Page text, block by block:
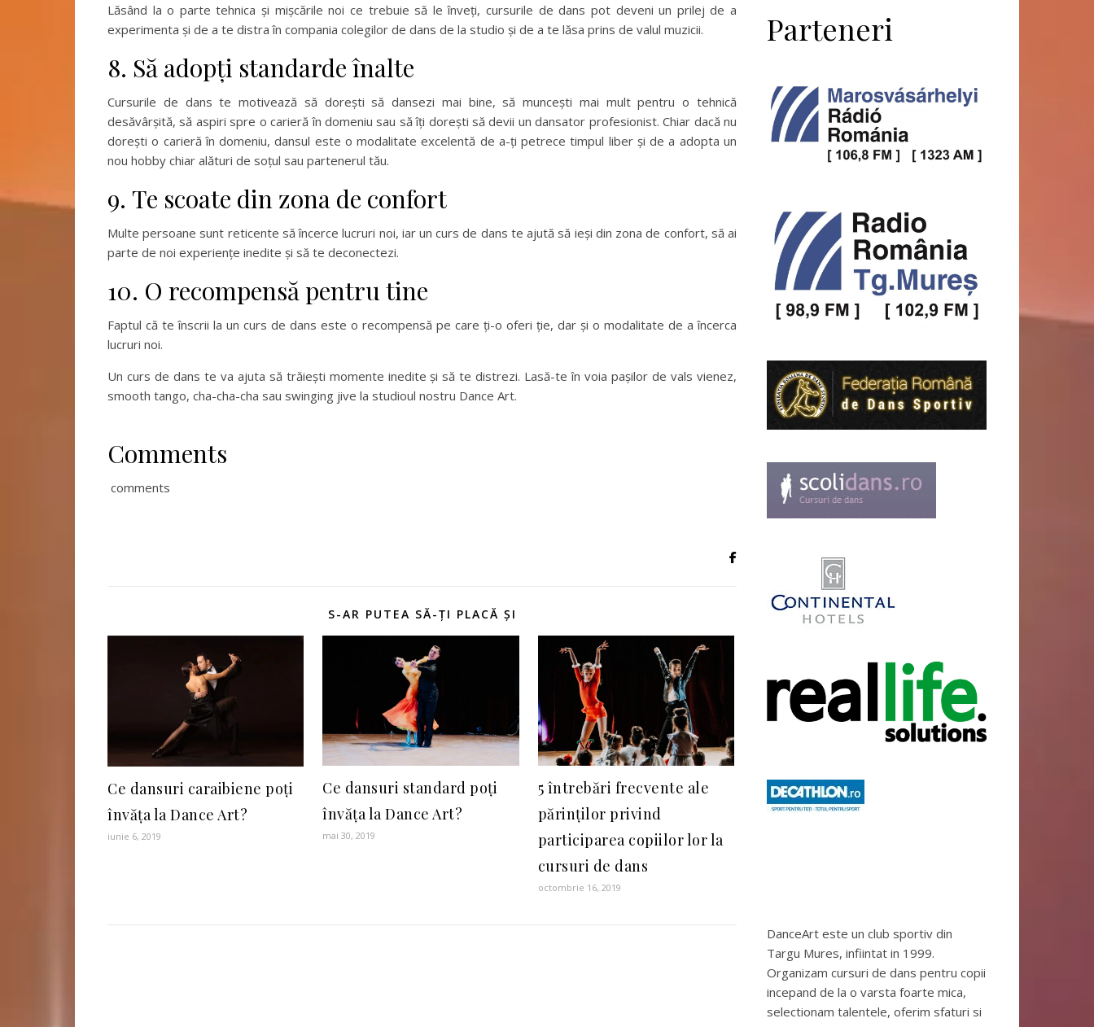
Lăsând la o parte tehnica și mișcările noi ce trebuie să le înveți, cursurile de dans pot deveni un prilej de a
experimenta și de a te distra în compania colegilor de dans de la studio și de a te lăsa prins de valul muzicii.
8. Să adopți standarde înalte
Cursurile de dans te motivează să dorești să dansezi mai bine, să muncești mai mult pentru o tehnică
desăvârșită, să aspiri spre o carieră în domeniu sau să îți dorești să devii un dansator profesionist. Chiar dacă nu
dorești o carieră în domeniu, dansul este o modalitate excelentă de a-ți petrece timpul liber și de a adopta un
nou hobby chiar alături de soțul sau partenerul tău.
9. Te scoate din zona de confort
Multe persoane sunt reticente să încerce lucruri noi, iar un curs de dans te ajută să ieși din zona de confort, să ai
parte de noi experiențe inedite și să te deconectezi.
10. O recompensă pentru tine
Faptul că te înscrii la un curs de dans este o recompensă pe care ți-o oferi ție, dar și o modalitate de a încerca
lucruri noi.
Un curs de dans te va ajuta să trăiești momente inedite și să te distrezi. Lasă-te în voia pașilor de vals vienez,
smooth tango, cha-cha-cha sau swinging jive la studioul nostru Dance Art.
Comments
comments
S-AR PUTEA SĂ-ȚI PLACĂ ȘI
Ce dansuri caraibiene poți
învăța la Dance Art?
iunie 6, 2019
Ce dansuri standard poți
învăța la Dance Art?
mai 30, 2019
5 întrebări frecvente ale
părinților privind
participarea copiilor lor la
cursuri de dans
octombrie 16, 2019
Parteneri
DanceArt este un club sportiv din
Targu Mures, infiintat in 1999.
Organizam cursuri de dans pentru copii
incepand de la o varsta foarte mica,
selectionam talentele, oferim sfaturi si